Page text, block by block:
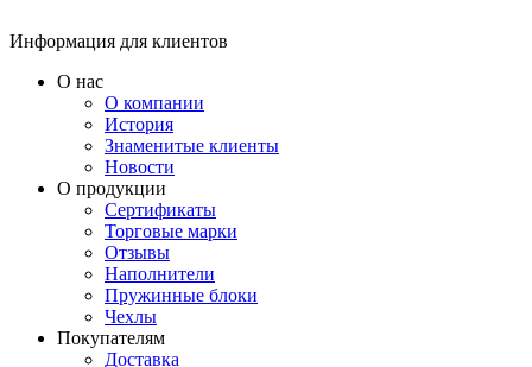
Информация для клиентов
О нас
О компании
История
Знаменитые клиенты
Новости
О продукции
Сертификаты
Торговые марки
Отзывы
Наполнители
Пружинные блоки
Чехлы
Покупателям
Доставка